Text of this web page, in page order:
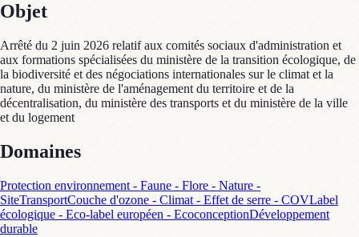
Objet
Arrêté du 2 juin 2026 relatif aux comités sociaux d'administration et
aux formations spécialisées du ministère de la transition écologique, de
la biodiversité et des négociations internationales sur le climat et la
nature, du ministère de l'aménagement du territoire et de la
décentralisation, du ministère des transports et du ministère de la ville
et du logement
Domaines
Protection environnement - Faune - Flore - Nature -
SiteTransportCouche d'ozone - Climat - Effet de serre - COVLabel
écologique - Eco-label européen - EcoconceptionDéveloppement
durable